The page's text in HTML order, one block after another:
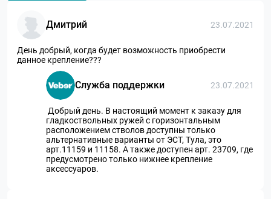
Дмитрий 23.07.2021
День добрый, когда будет возможность приобрести
данное крепление???
Служба поддержки 23.07.2021
Добрый день. В настоящий момент к заказу для
гладкоствольных ружей с горизонтальным
расположением стволов доступны только
альтернативные варианты от ЭСТ, Тула, это
арт.11159 и 11158. А также доступен арт. 23709, где
предусмотрено только нижнее крепление
аксессуаров.